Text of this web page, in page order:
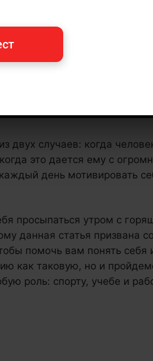
двух случаев: когда
это дается ему с
день мотивировать
просыпаться утром с
данная статья призвана
помочь вам понять себя
как таковую, но и
роль: спорту, учебе и